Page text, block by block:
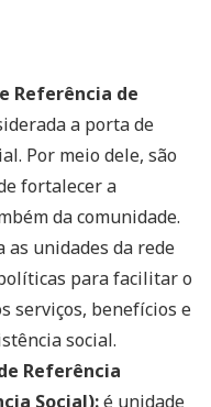
Referência de
a porta de
Por meio dele, são
fortalecer a
da comunidade.
as unidades da rede
para facilitar o
serviços, benefícios e
social.
Referência
Social):é unidade